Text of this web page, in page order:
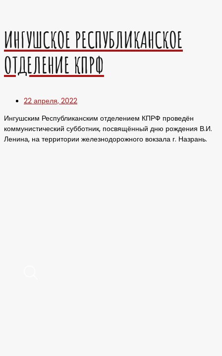
ИНГУШСКОЕ РЕСПУБЛИКАНСКОЕ
ОТДЕЛЕНИЕ КПРФ
22 апреля, 2022
Ингушским Республиканским отделением КПРФ проведён
коммунистический субботник, посвящённый дню рождения В.И.
Ленина, на территории железнодорожного вокзала г. Назрань.